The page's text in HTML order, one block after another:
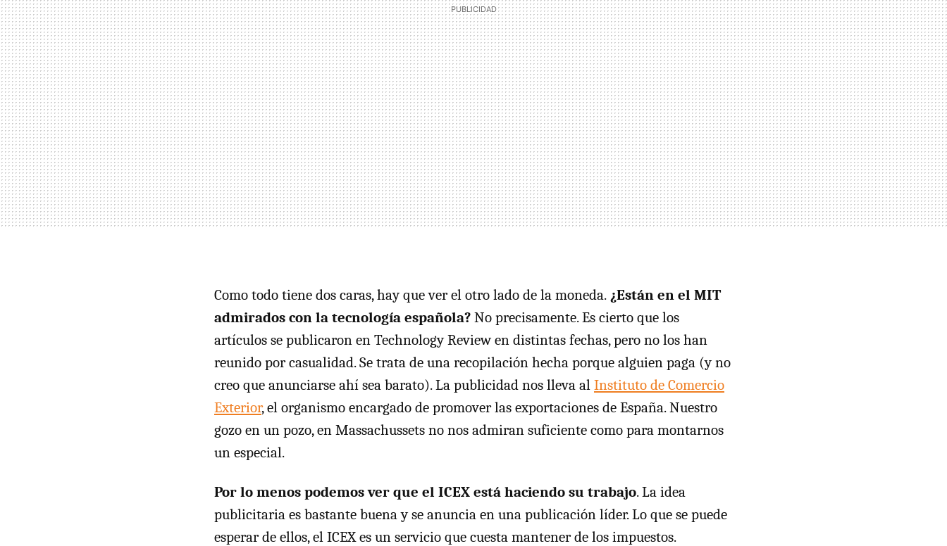
Como todo tiene dos caras, hay que ver el otro lado de la moneda. ¿Están en el MIT
admirados con la tecnología española? No precisamente. Es cierto que los
artículos se publicaron en Technology Review en distintas fechas, pero no los han
reunido por casualidad. Se trata de una recopilación hecha porque alguien paga (y no
creo que anunciarse ahí sea barato). La publicidad nos lleva al Instituto de Comercio
Exterior, el organismo encargado de promover las exportaciones de España. Nuestro
gozo en un pozo, en Massachussets no nos admiran suficiente como para montarnos
un especial.
Por lo menos podemos ver que el ICEX está haciendo su trabajo. La idea
publicitaria es bastante buena y se anuncia en una publicación líder. Lo que se puede
esperar de ellos, el ICEX es un servicio que cuesta mantener de los impuestos.